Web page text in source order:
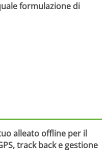
formulazione di
alleato offline per il
track back e gestione